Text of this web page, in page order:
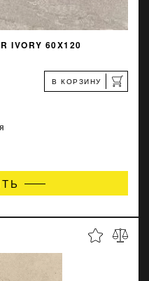
IVORY 60X120
В КОРЗИНУ